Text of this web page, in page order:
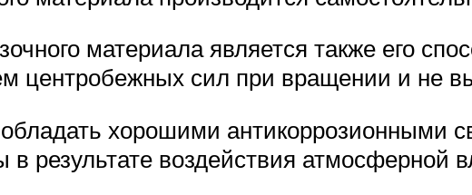
материала является также его
центробежных сил при вращении и не
хорошими антикоррозионными
результате воздействия атмосферной